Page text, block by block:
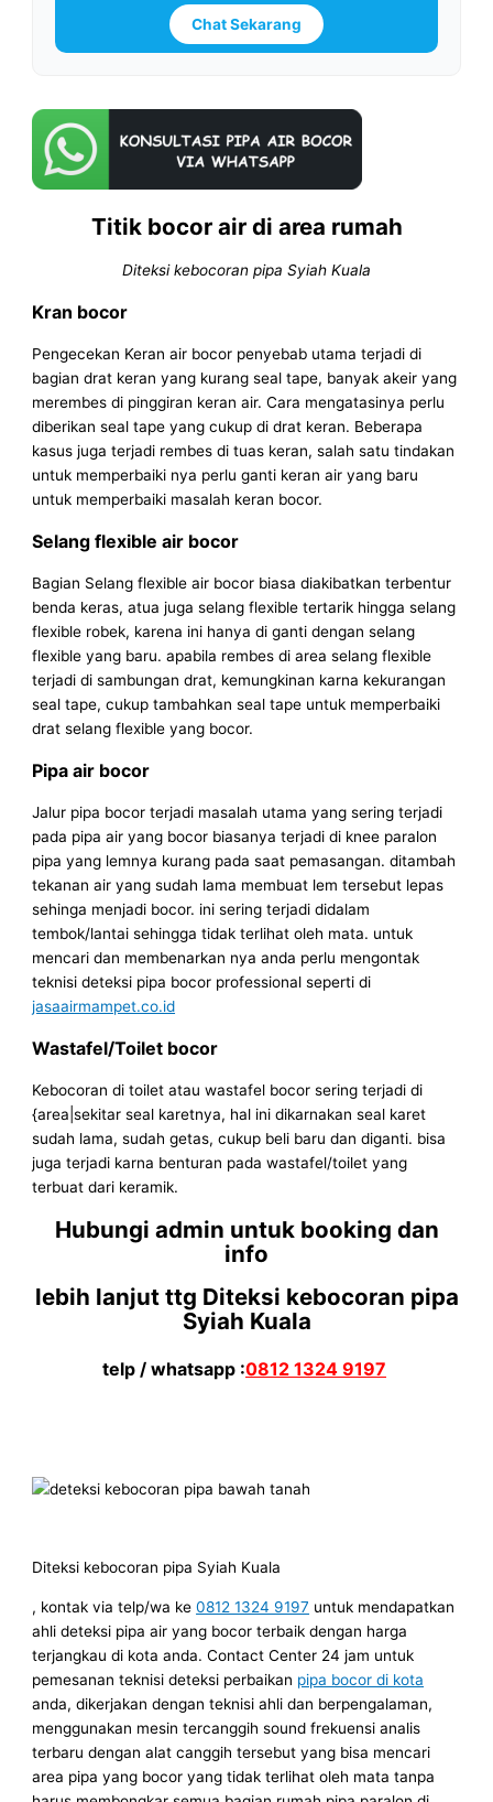
Chat Sekarang
Titik bocor air di area rumah
Diteksi kebocoran pipa Syiah Kuala
Kran bocor
Pengecekan Keran air bocor penyebab utama terjadi di
bagian drat keran yang kurang seal tape, banyak akeir yang
merembes di pinggiran keran air. Cara mengatasinya perlu
diberikan seal tape yang cukup di drat keran. Beberapa
kasus juga terjadi rembes di tuas keran, salah satu tindakan
untuk memperbaiki nya perlu ganti keran air yang baru
untuk memperbaiki masalah keran bocor.
Selang flexible air bocor
Bagian Selang flexible air bocor biasa diakibatkan terbentur
benda keras, atua juga selang flexible tertarik hingga selang
flexible robek, karena ini hanya di ganti dengan selang
flexible yang baru. apabila rembes di area selang flexible
terjadi di sambungan drat, kemungkinan karna kekurangan
seal tape, cukup tambahkan seal tape untuk memperbaiki
drat selang flexible yang bocor.
Pipa air bocor
Jalur pipa bocor terjadi masalah utama yang sering terjadi
pada pipa air yang bocor biasanya terjadi di knee paralon
pipa yang lemnya kurang pada saat pemasangan. ditambah
tekanan air yang sudah lama membuat lem tersebut lepas
sehinga menjadi bocor. ini sering terjadi didalam
tembok/lantai sehingga tidak terlihat oleh mata. untuk
mencari dan membenarkan nya anda perlu mengontak
teknisi deteksi pipa bocor professional seperti di
jasaairmampet.co.id
Wastafel/Toilet bocor
Kebocoran di toilet atau wastafel bocor sering terjadi di
{area|sekitar seal karetnya, hal ini dikarnakan seal karet
sudah lama, sudah getas, cukup beli baru dan diganti. bisa
juga terjadi karna benturan pada wastafel/toilet yang
terbuat dari keramik.
Hubungi admin untuk booking dan
info
lebih lanjut ttg Diteksi kebocoran pipa
Syiah Kuala
telp / whatsapp :0812 1324 9197
Diteksi kebocoran pipa Syiah Kuala
, kontak via telp/wa ke0812 1324 9197 untuk mendapatkan
ahli deteksi pipa air yang bocor terbaik dengan harga
terjangkau di kota anda. Contact Center 24 jam untuk
pemesanan teknisi deteksi perbaikan pipa bocor di kota
anda, dikerjakan dengan teknisi ahli dan berpengalaman,
menggunakan mesin tercanggih sound frekuensi analis
terbaru dengan alat canggih tersebut yang bisa mencari
area pipa yang bocor yang tidak terlihat oleh mata tanpa